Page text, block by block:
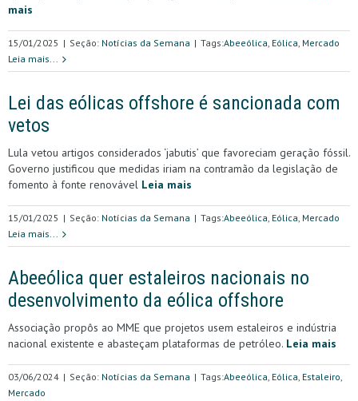
mais
15/01/2025 | Seção: Notícias da Semana | Tags:Abeeólica, Eólica, Mercado
Leia mais...
Lei das eólicas offshore é sancionada com
vetos
Lula vetou artigos considerados ‘jabutis’ que favoreciam geração fóssil.
Governo justificou que medidas iriam na contramão da legislação de
fomento à fonte renovável Leia mais
15/01/2025 | Seção: Notícias da Semana | Tags:Abeeólica, Eólica, Mercado
Leia mais...
Abeeólica quer estaleiros nacionais no
desenvolvimento da eólica offshore
Associação propôs ao MME que projetos usem estaleiros e indústria
nacional existente e abasteçam plataformas de petróleo. Leia mais
03/06/2024 | Seção: Notícias da Semana | Tags:Abeeólica, Eólica, Estaleiro,
Mercado